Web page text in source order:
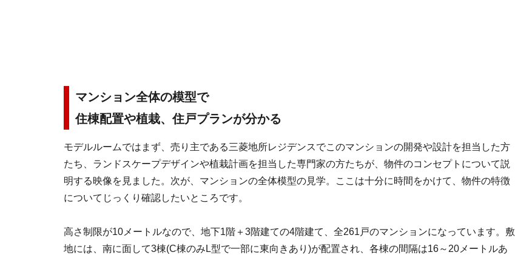
マンション全体の模型で
住棟配置や植栽、住戸プランが分かる
モデルルームではまず、売り主である三菱地所レジデンスでこのマンションの開発や設計を担当した方
たち、ランドスケープデザインや植栽計画を担当した専門家の方たちが、物件のコンセプトについて説
明する映像を見ました。次が、マンションの全体模型の見学。ここは十分に時間をかけて、物件の特徴
についてじっくり確認したいところです。
高さ制限が10メートルなので、地下1階＋3階建ての4階建て、全261戸のマンションになっています。敷
地には、南に面して3棟(C棟のみL型で一部に東向きあり)が配置され、各棟の間隔は16～20メートルあ